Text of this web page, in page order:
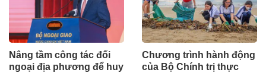
Nâng tầm công tác đối
ngoại địa phương để huy
Chương trình hành động
của Bộ Chính trị thực